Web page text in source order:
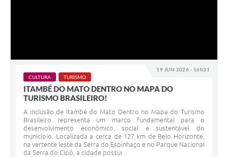
19 JUN 2026 - 16h31
CULTURA TURISMO
ITAMBÉ DO MATO DENTRO NO MAPA DO
TURISMO BRASILEIRO!
A inclusão de Itambé do Mato Dentro no Mapa do Turismo
Brasileiro representa um marco fundamental para o
desenvolvimento econômico, social e sustentável do
município. Localizada a cerca de 127 km de Belo Horizonte,
na vertente leste da Serra do Espinhaço e no Parque Nacional
da Serra do Cipó, a cidade possui...